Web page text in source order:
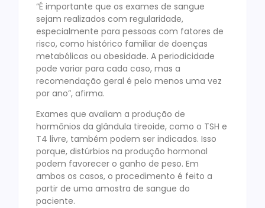
“É importante que os exames de sangue
sejam realizados com regularidade,
especialmente para pessoas com fatores de
risco, como histórico familiar de doenças
metabólicas ou obesidade. A periodicidade
pode variar para cada caso, mas a
recomendação geral é pelo menos uma vez
por ano”, afirma.
Exames que avaliam a produção de
hormônios da glândula tireoide, como o TSH e
T4 livre, também podem ser indicados. Isso
porque, distúrbios na produção hormonal
podem favorecer o ganho de peso. Em
ambos os casos, o procedimento é feito a
partir de uma amostra de sangue do
paciente.